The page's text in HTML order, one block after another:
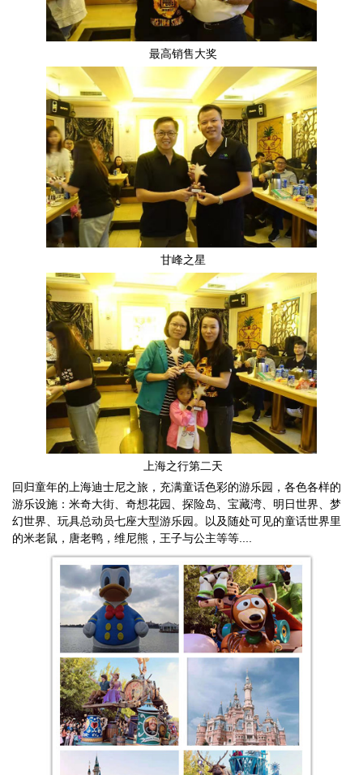
最高销售大奖
甘峰之星
上海之行第二天
回归童年的上海迪士尼之旅，充满童话色彩的游乐园，各色各样的
游乐设施：米奇大街、奇想花园、探险岛、宝藏湾、明日世界、梦
幻世界、玩具总动员七座大型游乐园。以及随处可见的童话世界里
的米老鼠，唐老鸭，维尼熊，王子与公主等等....